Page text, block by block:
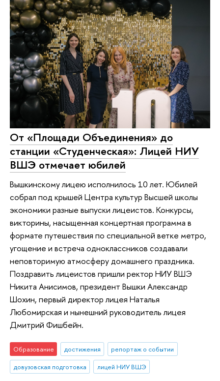
От «Площади Объединения» до
станции «Студенческая»: Лицей НИУ
ВШЭ отмечает юбилей
Вышкинскому лицею исполнилось 10 лет. Юбилей
собрал под крышей Центра культур Высшей школы
экономики разные выпуски лицеистов. Конкурсы,
викторины, насыщенная концертная программа в
формате путешествия по специальной ветке метро,
угощение и встреча одноклассников создавали
неповторимую атмосферу домашнего праздника.
Поздравить лицеистов пришли ректор НИУ ВШЭ
Никита Анисимов, президент Вышки Александр
Шохин, первый директор лицея Наталья
Любомирская и нынешний руководитель лицея
Дмитрий Фишбейн.
Образование достижения
репортаж о событии
довузовская подготовка
лицей НИУ ВШЭ